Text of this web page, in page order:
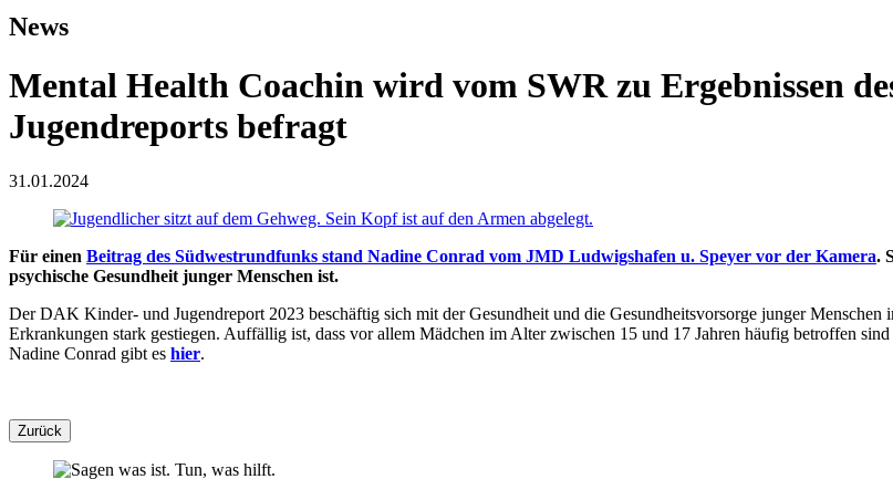
News
Mental Health Coachin wird vom SWR zu Ergebnissen
Jugendreports befragt
31.01.2024
Für einen Beitrag des Südwestrundfunks stand Nadine Conrad vom JMD Ludwigshafen u. Speyer vor der Kamera.
psychische Gesundheit junger Menschen ist.
Der DAK Kinder- und Jugendreport 2023 beschäftig sich mit der Gesundheit und die Gesundheitsvorsorge junger
Erkrankungen stark gestiegen. Auffällig ist, dass vor allem Mädchen im Alter zwischen 15 und 17 Jahren häufig betroffen
Nadine Conrad gibt es hier.
Zurück